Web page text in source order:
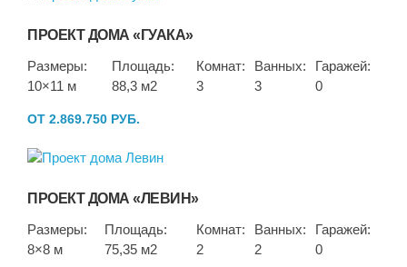
ПРОЕКТ ДОМА «ГУАКА»
Размеры:
10×11 м
Площадь:
88,3 м2
Комнат:
3
Ванных:
3
Гаражей:
0
ОТ 2.869.750 РУБ.
ПРОЕКТ ДОМА «ЛЕВИН»
Размеры:
8×8 м
Площадь:
75,35 м2
Комнат:
2
Ванных:
2
Гаражей:
0